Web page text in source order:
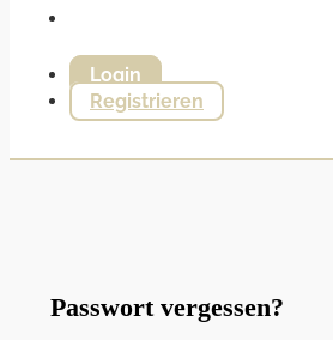
Login
Registrieren
Passwort vergessen?